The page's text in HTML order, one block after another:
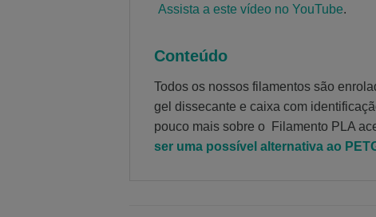
Assista a este vídeo no YouTube.
Conteúdo
Todos os nossos filamentos são
gel dissecante e caixa com
pouco mais sobre o Filamento PLA
ser uma possível alternativa ao